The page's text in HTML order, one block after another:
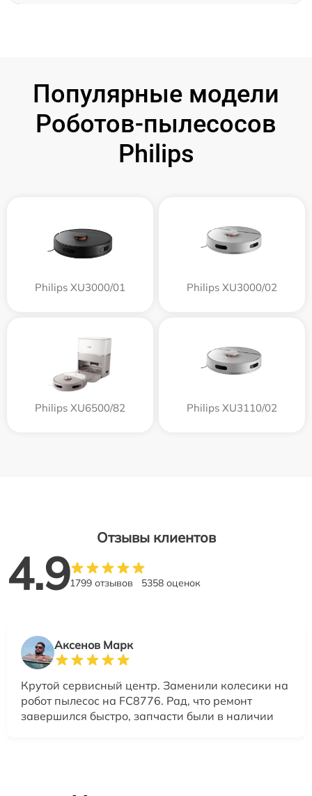
Популярные модели
Роботов-пылесосов
Philips
Philips XU3000/01 Philips XU3000/02
Philips XU6500/82 Philips XU3110/02
Отзывы клиентов
4.91799 отзывов 5358 оценок
Аксенов Марк
Крутой сервисный центр. Заменили колесики на
робот пылесос на FC8776. Рад, что ремонт
завершился быстро, запчасти были в наличии